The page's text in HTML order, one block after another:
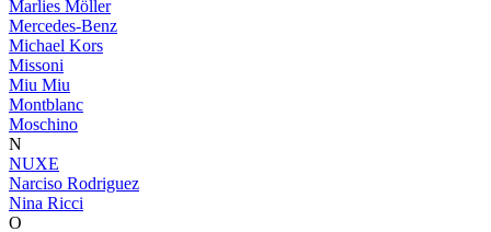
Marlies Möller
Mercedes-Benz
Michael Kors
Missoni
Miu Miu
Montblanc
Moschino
N
NUXE
Narciso Rodriguez
Nina Ricci
O